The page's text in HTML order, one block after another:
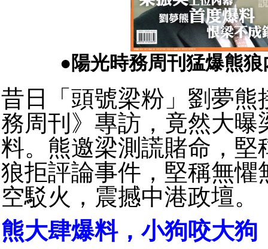
●陽光時務周刊猛爆熊
昔日「頭號梁粉」劉夢熊
務周刊》專訪，竟然大曝
料。熊邀梁測謊賭命，堅
狼拒評論事件，堅稱無懼
空駁火，震撼中港政壇。
熊大肆爆料，小狗咬大狗